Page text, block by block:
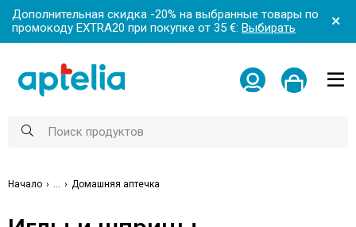
Дополнительная скидка -20% на выбранные товары по
промокоду EXTRA20 при покупке от 35 €: Выбирать
Начало Домашняя аптечка